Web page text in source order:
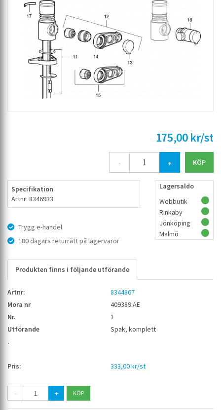
175,00 kr/st
- +
Specifikation
Artnr: 8346933
Trygg e-handel
180 dagars returrätt på lagervaror
Lagersaldo
Webbutik
Rinkaby
Jönköping
Malmö
Produkten finns i följande utförande
8344867
409389.AE
1
Spak, komplett
333,00 kr/st
- +